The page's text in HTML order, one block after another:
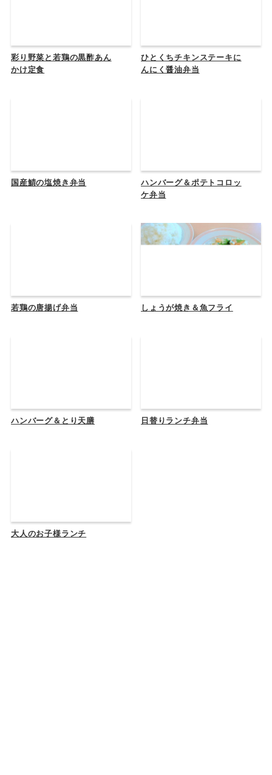
彩り野菜と若鶏の黒酢あん
かけ定食
ひとくちチキンステーキに
んにく醤油弁当
国産鯖の塩焼き弁当
ハンバーグ＆ポテトコロッ
ケ弁当
若鶏の唐揚げ弁当 しょうが焼き＆魚フライ
ハンバーグ＆とり天膳 日替りランチ弁当
大人のお子様ランチ